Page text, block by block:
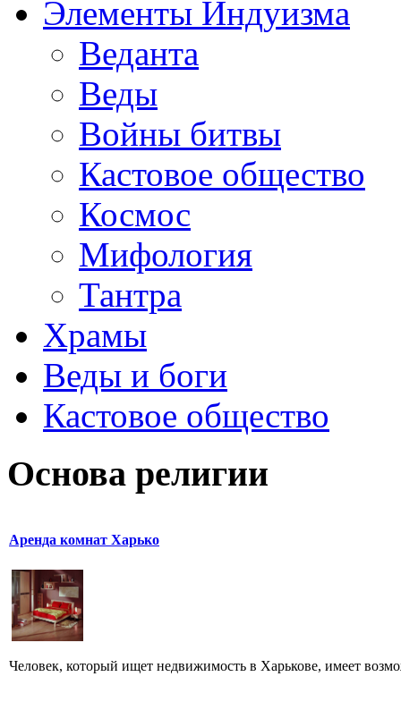
Элементы Индуизма
Веданта
Веды
Войны битвы
Кастовое общество
Космос
Мифология
Тантра
Храмы
Веды и боги
Кастовое общество
Основа религии
Аренда комнат Харько
Человек, который ищет недвижимость в Харькове, имеет